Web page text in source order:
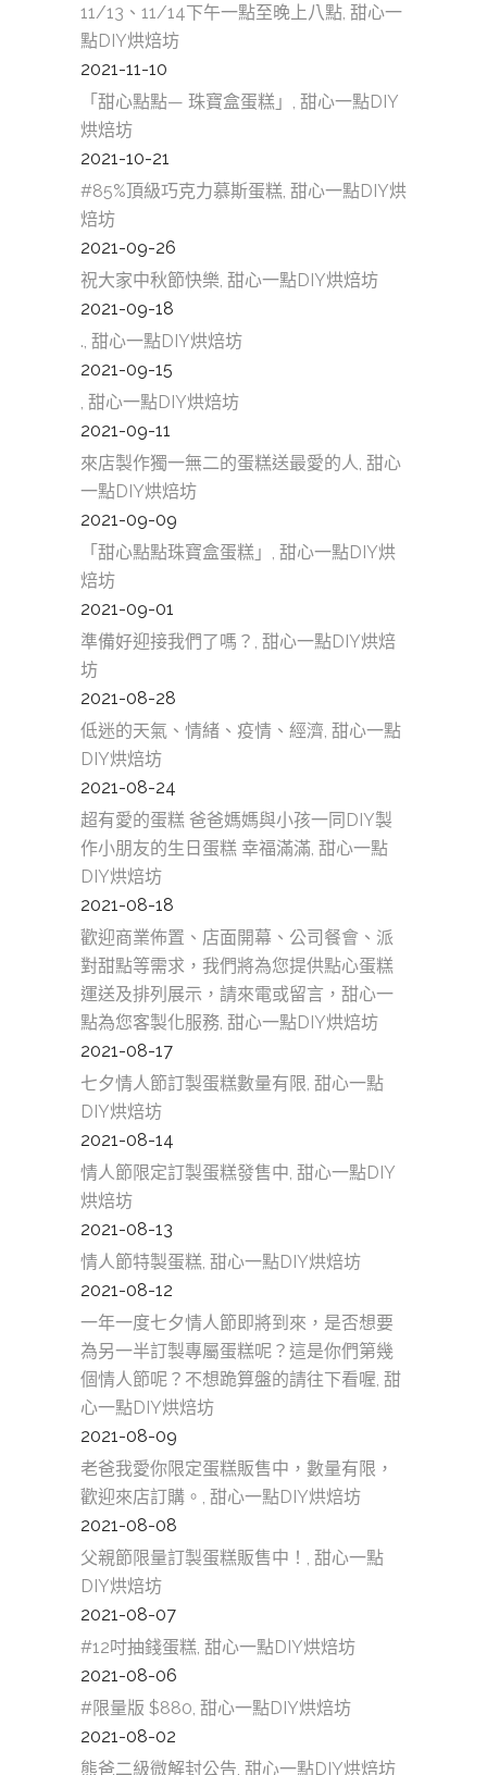
11/13、11/14下午一點至晚上八點, 甜心一
點DIY烘焙坊
2021-11-10
「甜心點點— 珠寶盒蛋糕」, 甜心一點DIY
烘焙坊
2021-10-21
#85%頂級巧克力慕斯蛋糕, 甜心一點DIY烘
焙坊
2021-09-26
祝大家中秋節快樂, 甜心一點DIY烘焙坊
2021-09-18
., 甜心一點DIY烘焙坊
2021-09-15
, 甜心一點DIY烘焙坊
2021-09-11
來店製作獨一無二的蛋糕送最愛的人, 甜心
一點DIY烘焙坊
2021-09-09
「甜心點點珠寶盒蛋糕」, 甜心一點DIY烘
焙坊
2021-09-01
準備好迎接我們了嗎？, 甜心一點DIY烘焙
坊
2021-08-28
低迷的天氣、情緒、疫情、經濟, 甜心一點
DIY烘焙坊
2021-08-24
超有愛的蛋糕 爸爸媽媽與小孩一同DIY製
作小朋友的生日蛋糕 幸福滿滿, 甜心一點
DIY烘焙坊
2021-08-18
歡迎商業佈置、店面開幕、公司餐會、派
對甜點等需求，我們將為您提供點心蛋糕
運送及排列展示，請來電或留言，甜心一
點為您客製化服務, 甜心一點DIY烘焙坊
2021-08-17
七夕情人節訂製蛋糕數量有限, 甜心一點
DIY烘焙坊
2021-08-14
情人節限定訂製蛋糕發售中, 甜心一點DIY
烘焙坊
2021-08-13
情人節特製蛋糕, 甜心一點DIY烘焙坊
2021-08-12
一年一度七夕情人節即將到來，是否想要
為另一半訂製專屬蛋糕呢？這是你們第幾
個情人節呢？不想跪算盤的請往下看喔, 甜
心一點DIY烘焙坊
2021-08-09
老爸我愛你限定蛋糕販售中，數量有限，
歡迎來店訂購。, 甜心一點DIY烘焙坊
2021-08-08
父親節限量訂製蛋糕販售中！, 甜心一點
DIY烘焙坊
2021-08-07
#12吋抽錢蛋糕, 甜心一點DIY烘焙坊
2021-08-06
#限量版 $880, 甜心一點DIY烘焙坊
2021-08-02
熊爸二級微解封公告, 甜心一點DIY烘焙坊